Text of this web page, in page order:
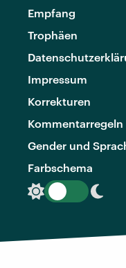
Empfang
Trophäen
Impressum
Korrekturen
Kommentarregeln
Gender und
Farbschema